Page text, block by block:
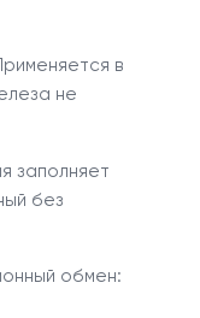
в
не
заполняет
без
обмен: